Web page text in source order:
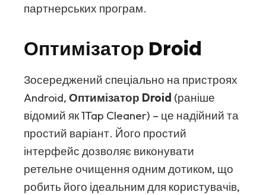
партнерських програм.
Оптимізатор Droid
Зосереджений спеціально на пристроях
Android,Оптимізатор Droid (раніше
відомий як 1Tap Cleaner) – це надійний та
простий варіант. Його простий
інтерфейс дозволяє виконувати
ретельне очищення одним дотиком, що
робить його ідеальним для користувачів,